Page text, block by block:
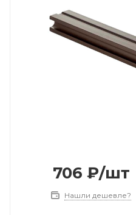
706 ₽/шт
Нашли дешевле?